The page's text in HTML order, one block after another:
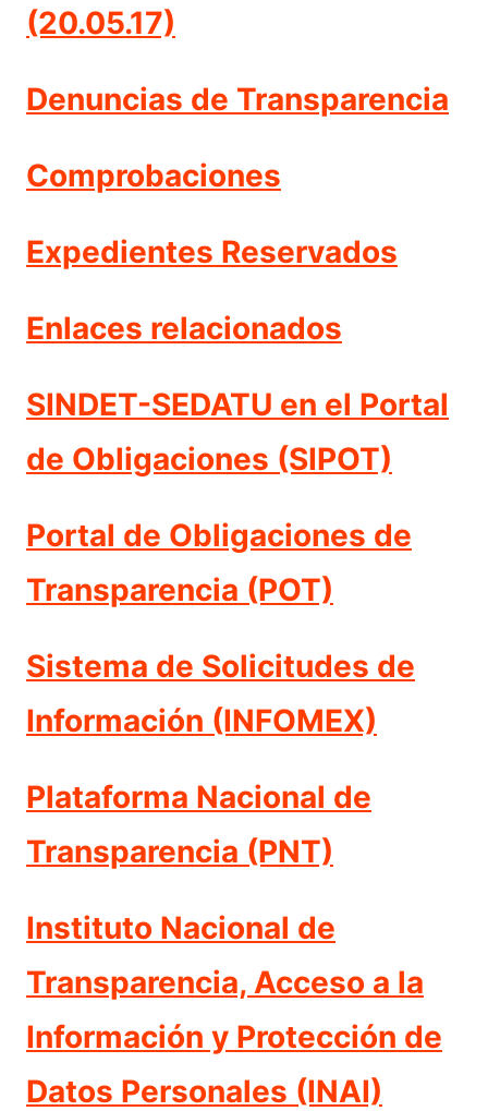
(20.05.17)
Denuncias de Transparencia
Comprobaciones
Expedientes Reservados
Enlaces relacionados
SINDET-SEDATU en el Portal
de Obligaciones (SIPOT)
Portal de Obligaciones de
Transparencia (POT)
Sistema de Solicitudes de
Información (INFOMEX)
Plataforma Nacional de
Transparencia (PNT)
Instituto Nacional de
Transparencia, Acceso a la
Información y Protección de
Datos Personales (INAI)